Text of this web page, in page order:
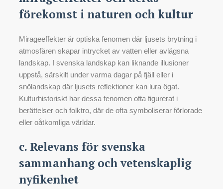
förekomst i naturen och kultur
Mirageeffekter är optiska fenomen där ljusets brytning i
atmosfären skapar intrycket av vatten eller avlägsna
landskap. I svenska landskap kan liknande illusioner
uppstå, särskilt under varma dagar på fjäll eller i
snölandskap där ljusets reflektioner kan lura ögat.
Kulturhistoriskt har dessa fenomen ofta figurerat i
berättelser och folktro, där de ofta symboliserar förlorade
eller oåtkomliga världar.
c. Relevans för svenska
sammanhang och vetenskaplig
nyfikenhet